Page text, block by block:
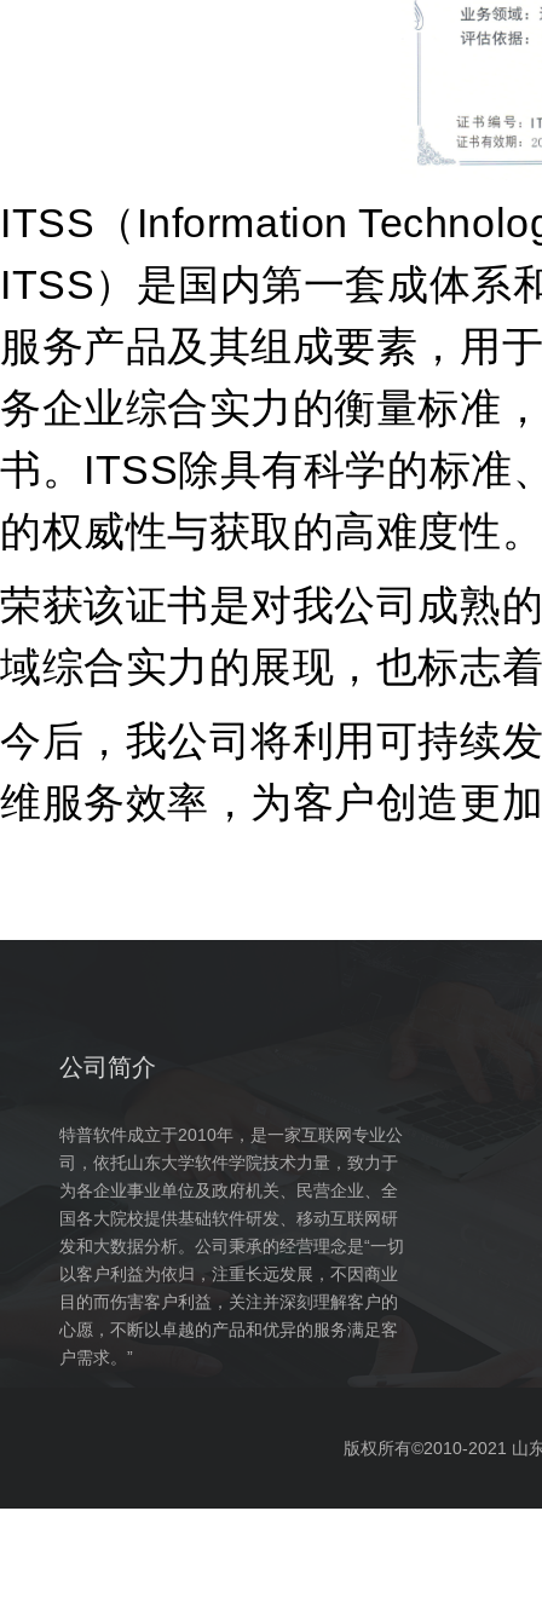
ITSS（Information
ITSS）是国内第一套成体系
服务产品及其组成要素，用
务企业综合实力的衡量标准
书。ITSS除具有科学的标准
的权威性与获取的高难度性
荣获该证书是对我公司 成熟
域综合实力的展现，也标志
今后，我公司将利用可持续
维服务效率，为客户创造更
公司简介
特普软件成立于2010年，是一家互联网专业公
司，依托山东大学软件学院技术力量，致力于
为各企业事业单位及政府机关、民营企业、全
国各大院校提供基础软件研发、移动互联网研
发和大数据分析。公司秉承的经营理念是“一切
以客户利益为依归，注重长远发展，不因商业
目的而伤害客户利益，关注并深刻理解客户的
心愿，不断以卓越的产品和优异的服务满足客
户需求。”
版权所有©2010-2021 山